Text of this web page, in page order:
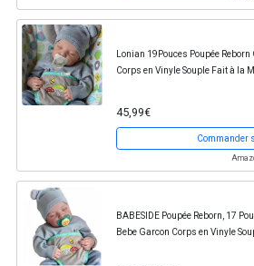
Lonian 19Pouces Poupée
Corps en Vinyle Souple Fait à la
45,99€
Commander
BABESIDE Poupée Reborn, 17
Bebe Garcon Corps en Vinyle